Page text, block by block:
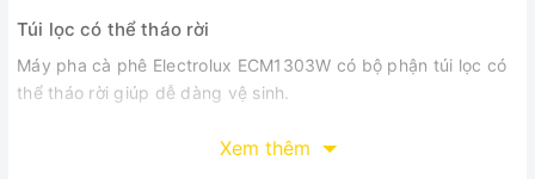
Túi lọc có thể tháo rời
Máy pha cà phê Electrolux ECM1303W có bộ phận túi lọc có
thể tháo rời giúp dễ dàng vệ sinh.
Tự động ngắt điện an toàn
Xem thêm